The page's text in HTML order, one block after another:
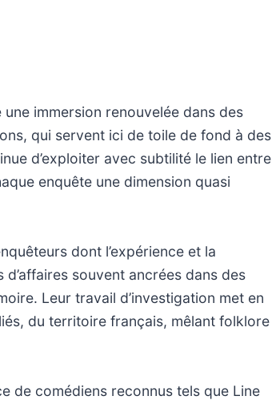
immersion renouvelée dans des
qui servent ici de toile de fond à des
d’exploiter avec subtilité le lien entre
enquête une dimension quasi
dont l’expérience et la
souvent ancrées dans des
Leur travail d’investigation met en
du territoire français, mêlant folklore
de comédiens reconnus tels que Line